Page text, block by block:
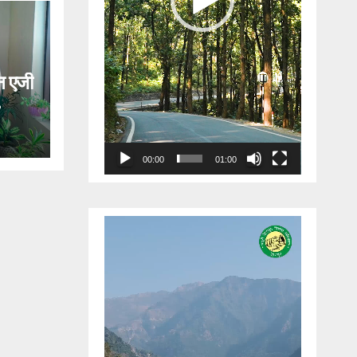
00:00 01:00